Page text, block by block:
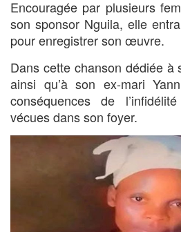
Encouragée par plusieurs
son sponsor Nguila, elle
pour enregistrer son œuvre.
Dans cette chanson dédiée à
ainsi qu’à son ex-mari
conséquences de
vécues dans son foyer.